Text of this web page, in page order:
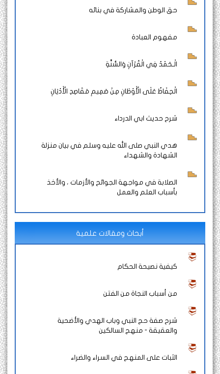
حق الوطن والمشاركة في بنائه
مفهوم العبادة
الْـحَمْدُ فِي الْقُرْآنِ وَالسُّنَّةِ
الْحِفَاظُ عَلَى الْأَوْطَانِ مِنْ صَمِيمِ مَقَاصِدِ الْأَدْيَانِ
شرح حديث ابي الدرداء
هدي النبي صلى الله عليه وسلم في بيان منزلة
الشهادة والشهداء
الصلابة في مواجهة الجوائح والأزمات ، والأخذ
بأسباب العلم والعمل
أبحاث ومقالات علمية
كيفية نصيحة الحكام
من أسباب النجاة من الفتن
شرح صفة حج النبي وباب الهدي والأضحية
والعقيقة - منهج السالكين
الثبات على المنهج في السراء والضراء